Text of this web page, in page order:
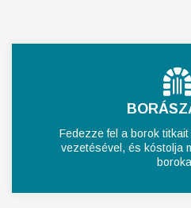
Fedezze fel a borok
vezetésével, és kóstolja